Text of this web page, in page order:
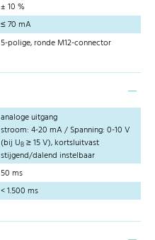
± 10 %
≤ 70 mA
5-polige, ronde M12-connector
analoge uitgang
stroom: 4-20 mA / Spanning: 0-10 V
(bij UB ≥ 15 V), kortsluitvast
stijgend/dalend instelbaar
50 ms
< 1.500 ms